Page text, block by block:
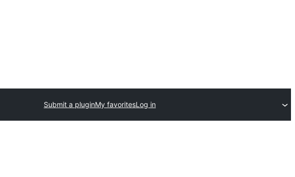
Submit a pluginMy favoritesLog in